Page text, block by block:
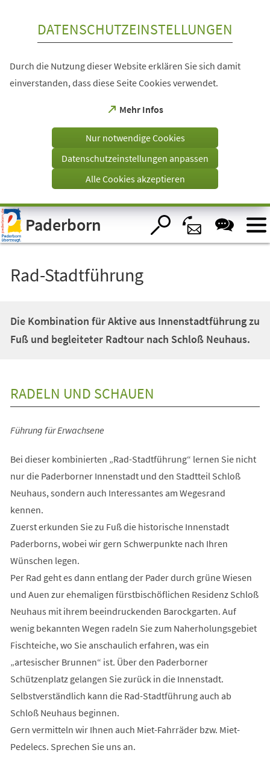
Visuelle
Assistenzsoftware
öffnen.
DATENSCHUTZEINSTELLUNGEN
Durch die Nutzung dieser Website erklären Sie sich damit
einverstanden, dass diese Seite Cookies verwendet.
Mehr Infos
(Öffnet
einem
Tab)
Nur notwendige Cookies
Datenschutzeinstellungen anpassen
Alle Cookies akzeptieren
Paderborn
Rad-Stadtführung
Die Kombination für Aktive aus Innenstadtführung zu
Fuß und begleiteter Radtour nach Schloß Neuhaus.
RADELN UND SCHAUEN
Führung für Erwachsene
Bei dieser kombinierten „Rad-Stadtführung“ lernen Sie nicht
nur die Paderborner Innenstadt und den Stadtteil Schloß
Neuhaus, sondern auch Interessantes am Wegesrand
kennen.
Zuerst erkunden Sie zu Fuß die historische Innenstadt
Paderborns, wobei wir gern Schwerpunkte nach Ihren
Wünschen legen.
Per Rad geht es dann entlang der Pader durch grüne Wiesen
und Auen zur ehemaligen fürstbischöflichen Residenz Schloß
Neuhaus mit ihrem beeindruckenden Barockgarten. Auf
wenig bekannten Wegen radeln Sie zum Naherholungsgebiet
Fischteiche, wo Sie anschaulich erfahren, was ein
„artesischer Brunnen“ ist. Über den Paderborner
Schützenplatz gelangen Sie zurück in die Innenstadt.
Selbstverständlich kann die Rad-Stadtführung auch ab
Schloß Neuhaus beginnen.
Gern vermitteln wir Ihnen auch Miet-Fahrräder bzw. Miet-
Pedelecs. Sprechen Sie uns an.